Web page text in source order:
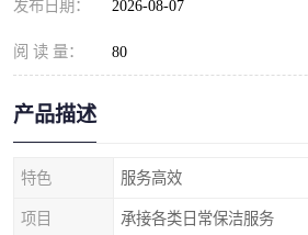
发布日期： 2026-08-07
阅 读 量： 80
产品描述
特色 服务高效
项目 承接各类日常保洁服务